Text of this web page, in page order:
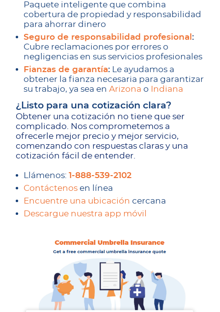
Paquete inteligente que combina
cobertura de propiedad y responsabilidad
para ahorrar dinero
Seguro de responsabilidad profesional :
Cubre reclamaciones por errores o
negligencias en sus servicios profesionales
Fianzas de garantía: Le ayudamos a
obtener la fianza necesaria para garantizar
su trabajo, ya sea en Arizona o Indiana
¿Listo para una cotización clara?
Obtener una cotización no tiene que ser
complicado. Nos comprometemos a
ofrecerle mejor precio y mejor servicio,
comenzando con respuestas claras y una
cotización fácil de entender.
Llámenos: 1-888-539-2102
Contáctenos en línea
Encuentre una ubicación cercana
Descargue nuestra app móvil